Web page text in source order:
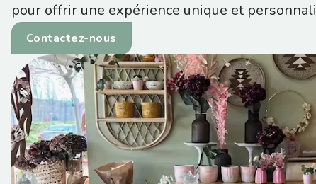
pour offrir une expérience unique et
Contactez-nous